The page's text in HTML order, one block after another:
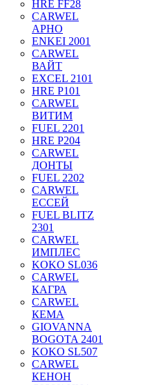
HRE FF28
CARWEL
АРНО
ENKEI 2001
CARWEL
ВАЙТ
EXCEL 2101
HRE P101
CARWEL
ВИТИМ
FUEL 2201
HRE P204
CARWEL
ДОНТЫ
FUEL 2202
CARWEL
ЕССЕЙ
FUEL BLITZ
2301
CARWEL
ИМПЛЕС
KOKO SL036
CARWEL
КАГРА
CARWEL
КЕМА
GIOVANNA
BOGOTA 2401
KOKO SL507
CARWEL
КЕНОН